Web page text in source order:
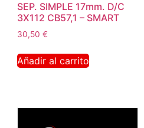
SEP. SIMPLE 17mm. D/C
3X112 CB57,1 – SMART
30,50 €
Añadir al carrito